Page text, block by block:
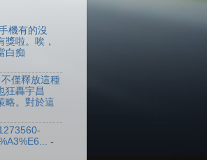
機有的沒
獎啦。唉，
白痴
僅釋放這種
狂轟宇昌
略。對於這
-